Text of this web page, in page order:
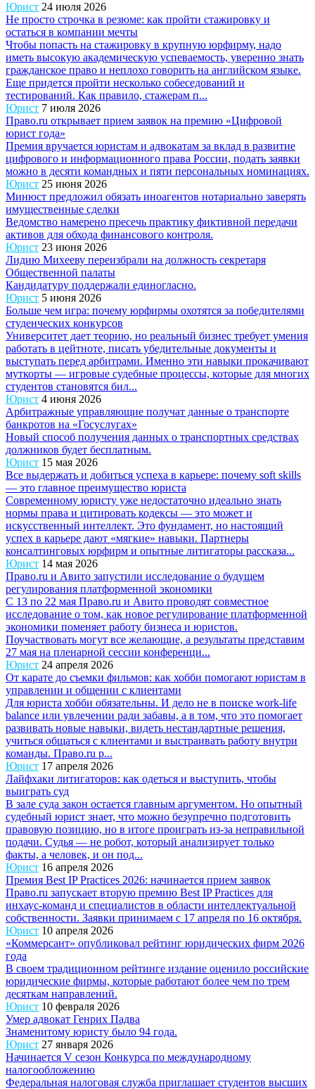
Юрист 24 июля 2026
Не просто строчка в резюме: как пройти стажировку и
остаться в компании мечты
Чтобы попасть на стажировку в крупную юрфирму, надо
иметь высокую академическую успеваемость, уверенно знать
гражданское право и неплохо говорить на английском языке.
Еще придется пройти несколько собеседований и
тестирований. Как правило, стажерам п...
Юрист 7 июля 2026
Право.ru открывает прием заявок на премию «Цифровой
юрист года»
Премия вручается юристам и адвокатам за вклад в развитие
цифрового и информационного права России, подать заявки
можно в десяти командных и пяти персональных номинациях.
Юрист 25 июня 2026
Минюст предложил обязать иноагентов нотариально заверять
имущественные сделки
Ведомство намерено пресечь практику фиктивной передачи
активов для обхода финансового контроля.
Юрист 23 июня 2026
Лидию Михееву переизбрали на должность секретаря
Общественной палаты
Кандидатуру поддержали единогласно.
Юрист 5 июня 2026
Больше чем игра: почему юрфирмы охотятся за победителями
студенческих конкурсов
Университет дает теорию, но реальный бизнес требует умения
работать в цейтноте, писать убедительные документы и
выступать перед арбитрами. Именно эти навыки прокачивают
муткорты — игровые судебные процессы, которые для многих
студентов становятся бил...
Юрист 4 июня 2026
Арбитражные управляющие получат данные о транспорте
банкротов на «Госуслугах»
Новый способ получения данных о транспортных средствах
должников будет бесплатным.
Юрист 15 мая 2026
Все выдержать и добиться успеха в карьере: почему soft skills
— это главное преимущество юриста
Современному юристу уже недостаточно идеально знать
нормы права и цитировать кодексы — это может и
искусственный интеллект. Это фундамент, но настоящий
успех в карьере дают «мягкие» навыки. Партнеры
консалтинговых юрфирм и опытные литигаторы рассказа...
Юрист 14 мая 2026
Право.ru и Авито запустили исследование о будущем
регулирования платформенной экономики
С 13 по 22 мая Право.ru и Авито проводят совместное
исследование о том, как новое регулирование платформенной
экономики поменяет работу бизнеса и юристов.
Поучаствовать могут все желающие, а результаты представим
27 мая на пленарной сессии конференци...
Юрист 24 апреля 2026
От карате до съемки фильмов: как хобби помогают юристам в
управлении и общении с клиентами
Для юриста хобби обязательны. И дело не в поиске work-life
balance или увлечении ради забавы, а в том, что это помогает
развивать новые навыки, видеть нестандартные решения,
учиться общаться с клиентами и выстраивать работу внутри
команды. Право.ru р...
Юрист 17 апреля 2026
Лайфхаки литигаторов: как одеться и выступить, чтобы
выиграть суд
В зале суда закон остается главным аргументом. Но опытный
судебный юрист знает, что можно безупречно подготовить
правовую позицию, но в итоге проиграть из-за неправильной
подачи. Судья — не робот, который анализирует только
факты, а человек, и он под...
Юрист 16 апреля 2026
Премия Best IP Practices 2026: начинается прием заявок
Право.ru запускает вторую премию Best IP Practices для
инхаус-команд и специалистов в области интеллектуальной
собственности. Заявки принимаем с 17 апреля по 16 октября.
Юрист 10 апреля 2026
«Коммерсант» опубликовал рейтинг юридических фирм 2026
года
В своем традиционном рейтинге издание оценило российские
юридические фирмы, которые работают более чем по трем
десяткам направлений.
Юрист 10 февраля 2026
Умер адвокат Генрих Падва
Знаменитому юристу было 94 года.
Юрист 27 января 2026
Начинается V сезон Конкурса по международному
налогообложению
Федеральная налоговая служба приглашает студентов высших